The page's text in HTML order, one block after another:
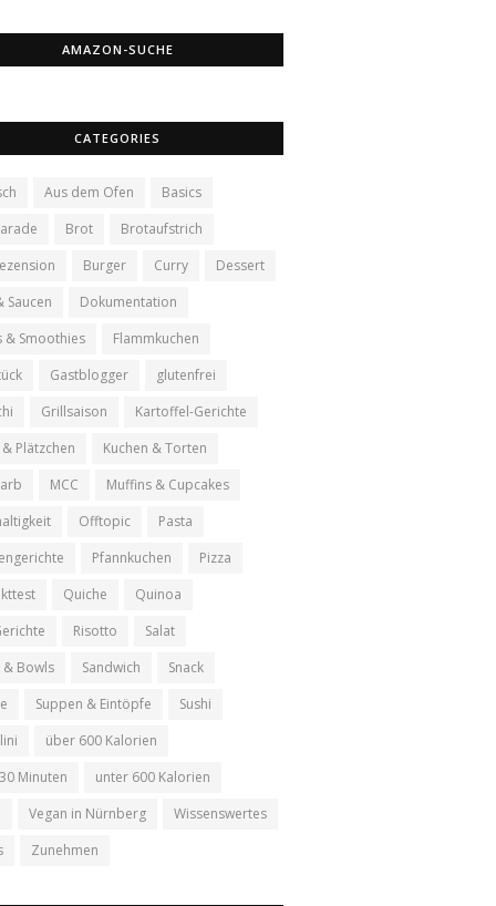
AMAZON-SUCHE
CATEGORIES
Aus dem Ofen
Basics
Brot
Brotaufstrich
Burger Curry
Dessert
Saucen
Dokumentation
& Smoothies
Flammkuchen
Gastblogger
glutenfrei
Grillsaison
Kartoffel-Gerichte
& Plätzchen
Kuchen & Torten
MCC
Muffins & Cupcakes
Offtopic
Pasta
Pfannkuchen
Pizza
Quiche
Quinoa
Risotto
Salat
& Bowls
Sandwich
Snack
Suppen & Eintöpfe
Sushi
über 600 Kalorien
Minuten
unter 600 Kalorien
Vegan in Nürnberg
Wissenswertes
Zunehmen